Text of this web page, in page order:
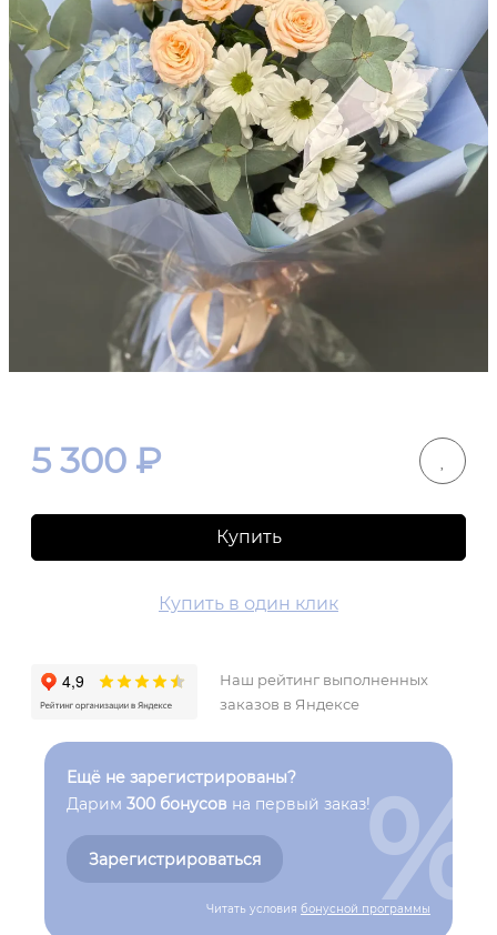
5 300 ₽
Купить
Купить в один клик
Наш рейтинг выполненных
заказов в Яндексе
Ещё не зарегистрированы?
Дарим 300 бонусов на первый заказ!
Зарегистрироваться
Читать условия бонусной программы
%